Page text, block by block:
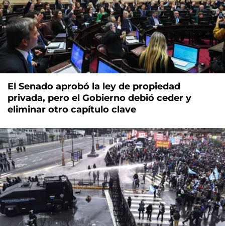
El Senado aprobó la ley de propiedad
privada, pero el Gobierno debió ceder y
eliminar otro capítulo clave